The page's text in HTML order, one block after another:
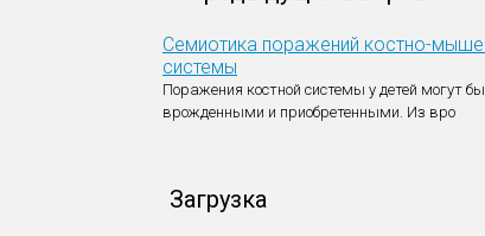
Семиотика поражений костно-
системы
Поражения костной системы у детей могут
врожденными и приобретенными. Из вро
Загрузка